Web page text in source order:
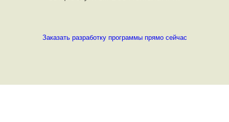
Заказать разработку программы прямо сейчас